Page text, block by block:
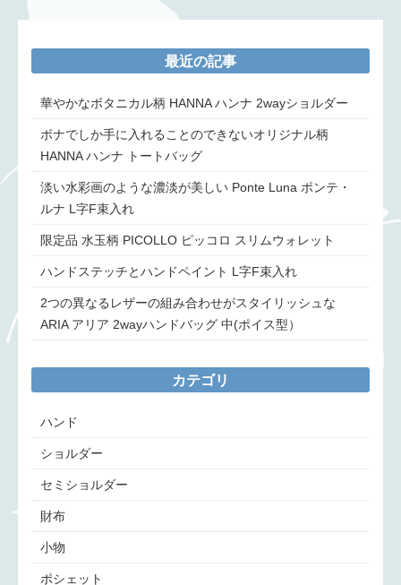
最近の記事
華やかなボタニカル柄 HANNA ハンナ 2wayショルダー
ボナでしか手に入れることのできないオリジナル柄
HANNA ハンナ トートバッグ
淡い水彩画のような濃淡が美しい Ponte Luna ポンテ・
ルナ L字F束入れ
限定品 水玉柄 PICOLLO ピッコロ スリムウォレット
ハンドステッチとハンドペイント L字F束入れ
2つの異なるレザーの組み合わせがスタイリッシュな
ARIA アリア 2wayハンドバッグ 中(ポイス型）
カテゴリ
ハンド
ショルダー
セミショルダー
財布
小物
ポシェット